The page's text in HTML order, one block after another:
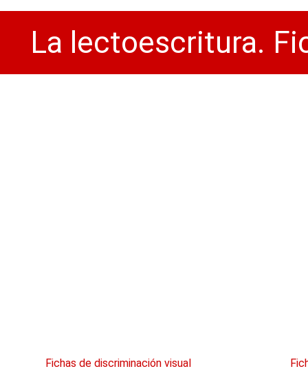
La lectoescritura.
Fichas de discriminación visual